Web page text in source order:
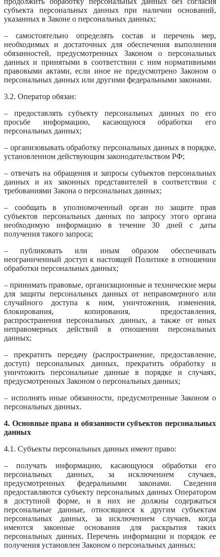
субъекта персональных данных при наличии оснований,
указанных в Законе о персональных данных;
– самостоятельно определять состав и перечень мер,
необходимых и достаточных для обеспечения выполнения
обязанностей, предусмотренных Законом о персональных
данных и принятыми в соответствии с ним нормативными
правовыми актами, если иное не предусмотрено Законом о
персональных данных или другими федеральными законами.
3.2. Оператор обязан:
– предоставлять субъекту персональных данных по его
просьбе информацию, касающуюся обработки его
персональных данных;
– организовывать обработку персональных данных в порядке,
установленном действующим законодательством РФ;
– отвечать на обращения и запросы субъектов персональных
данных и их законных представителей в соответствии с
требованиями Закона о персональных данных;
– сообщать в уполномоченный орган по защите прав
субъектов персональных данных по запросу этого органа
необходимую информацию в течение 30 дней с даты
получения такого запроса;
– публиковать или иным образом обеспечивать
неограниченный доступ к настоящей Политике в отношении
обработки персональных данных;
– принимать правовые, организационные и технические меры
для защиты персональных данных от неправомерного или
случайного доступа к ним, уничтожения, изменения,
блокирования, копирования, предоставления,
распространения персональных данных, а также от иных
неправомерных действий в отношении персональных
данных;
– прекратить передачу (распространение, предоставление,
доступ) персональных данных, прекратить обработку и
уничтожить персональные данные в порядке и случаях,
предусмотренных Законом о персональных данных;
– исполнять иные обязанности, предусмотренные Законом о
персональных данных.
4. Основные права и обязанности субъектов персональных
данных
4.1. Субъекты персональных данных имеют право:
– получать информацию, касающуюся обработки его
персональных данных, за исключением случаев,
предусмотренных федеральными законами. Сведения
предоставляются субъекту персональных данных Оператором
в доступной форме, и в них не должны содержаться
персональные данные, относящиеся к другим субъектам
персональных данных, за исключением случаев, когда
имеются законные основания для раскрытия таких
персональных данных. Перечень информации и порядок ее
получения установлен Законом о персональных данных;